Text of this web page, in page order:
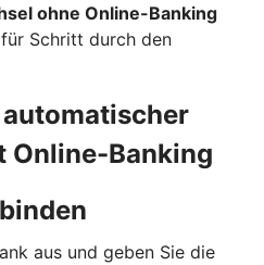
ohne Online-Banking
Schritt durch den
Online-Banking
aus und geben Sie die